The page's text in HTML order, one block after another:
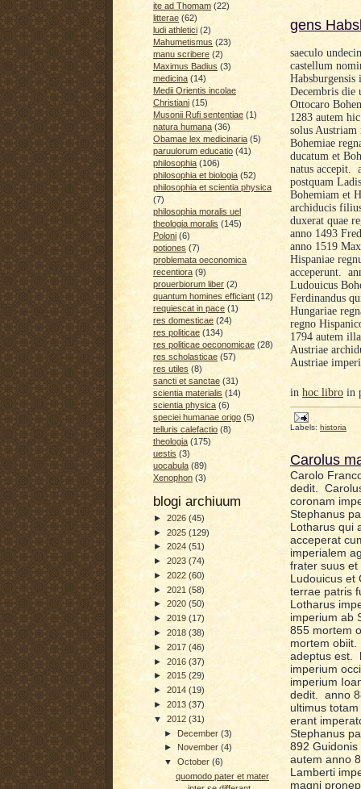
ite ad Thomam (22)
litterae (62)
ludi athletici (2)
Mahumetismus (23)
manu scribere (2)
Maximus Badius (3)
medicina (14)
Medii Orientis incolae
Christiani (15)
Musonii Rufi sententiae (1)
natura humana (36)
Obamae lex medicinaria (5)
paruulorum educatio (41)
philosophia (106)
philosophia et biologia (52)
philosophia et scientia physica
(7)
philosophia moralis uel
theologia moralis (145)
Poloni (6)
potiones (7)
problemata oeconomica
recentiora (9)
prouerbiorum liber (2)
quantum homines efficiant (12)
requiescat in pace (1)
res domesticae (24)
res politicae (134)
res politicae oeconomicae (28)
res scholasticae (57)
res utiles (8)
sancti et sanctae (31)
scientia materialis (14)
scientia physica (6)
speciei humanae origo (5)
telluris calefactio (8)
theologia (175)
uestis (3)
uocabula (89)
Xenophon (3)
blogi archiuum
► 2026 (45)
► 2025 (129)
► 2024 (51)
► 2023 (74)
► 2022 (60)
► 2021 (58)
► 2020 (50)
► 2019 (17)
► 2018 (38)
► 2017 (46)
► 2016 (37)
► 2015 (29)
► 2014 (19)
► 2013 (37)
▼ 2012 (31)
► December(3)
► November(4)
▼October(6)
quomodo pater et mater
gens
saeculo
castellum
Decembris die
Ottocaro
1283 autem
solus
Bohemiae
ducatum et
natus accepit.
postquam
Bohemiam et
archiducis
duxerat quae
anno 1493
anno 1519
Hispaniae
acceperunt.
Ludouicus
Ferdinandus
Hungariae
regno
1794 autem
Austriae
Austriae
in hoc libro in
Labels: historia
Carolus
Carolo
dedit.
coronam
Stephanus
Lotharus qui
acceperat
imperialem
frater suus
Ludouicus et
terrae patris
Lotharus
imperium ab
855 mortem
mortem
adeptus est.
imperium
imperium
dedit. anno
ultimus
erant
Stephanus
892
autem anno
Lamberti
magni